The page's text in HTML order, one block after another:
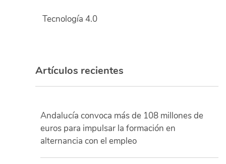
Tecnología 4.0
Artículos recientes
Andalucía convoca más de 108 millones de
euros para impulsar la formación en
alternancia con el empleo